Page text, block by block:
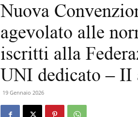
Nuova
agevolato alle
iscritti alla
UNI dedicato – II
19 Gennaio 2026